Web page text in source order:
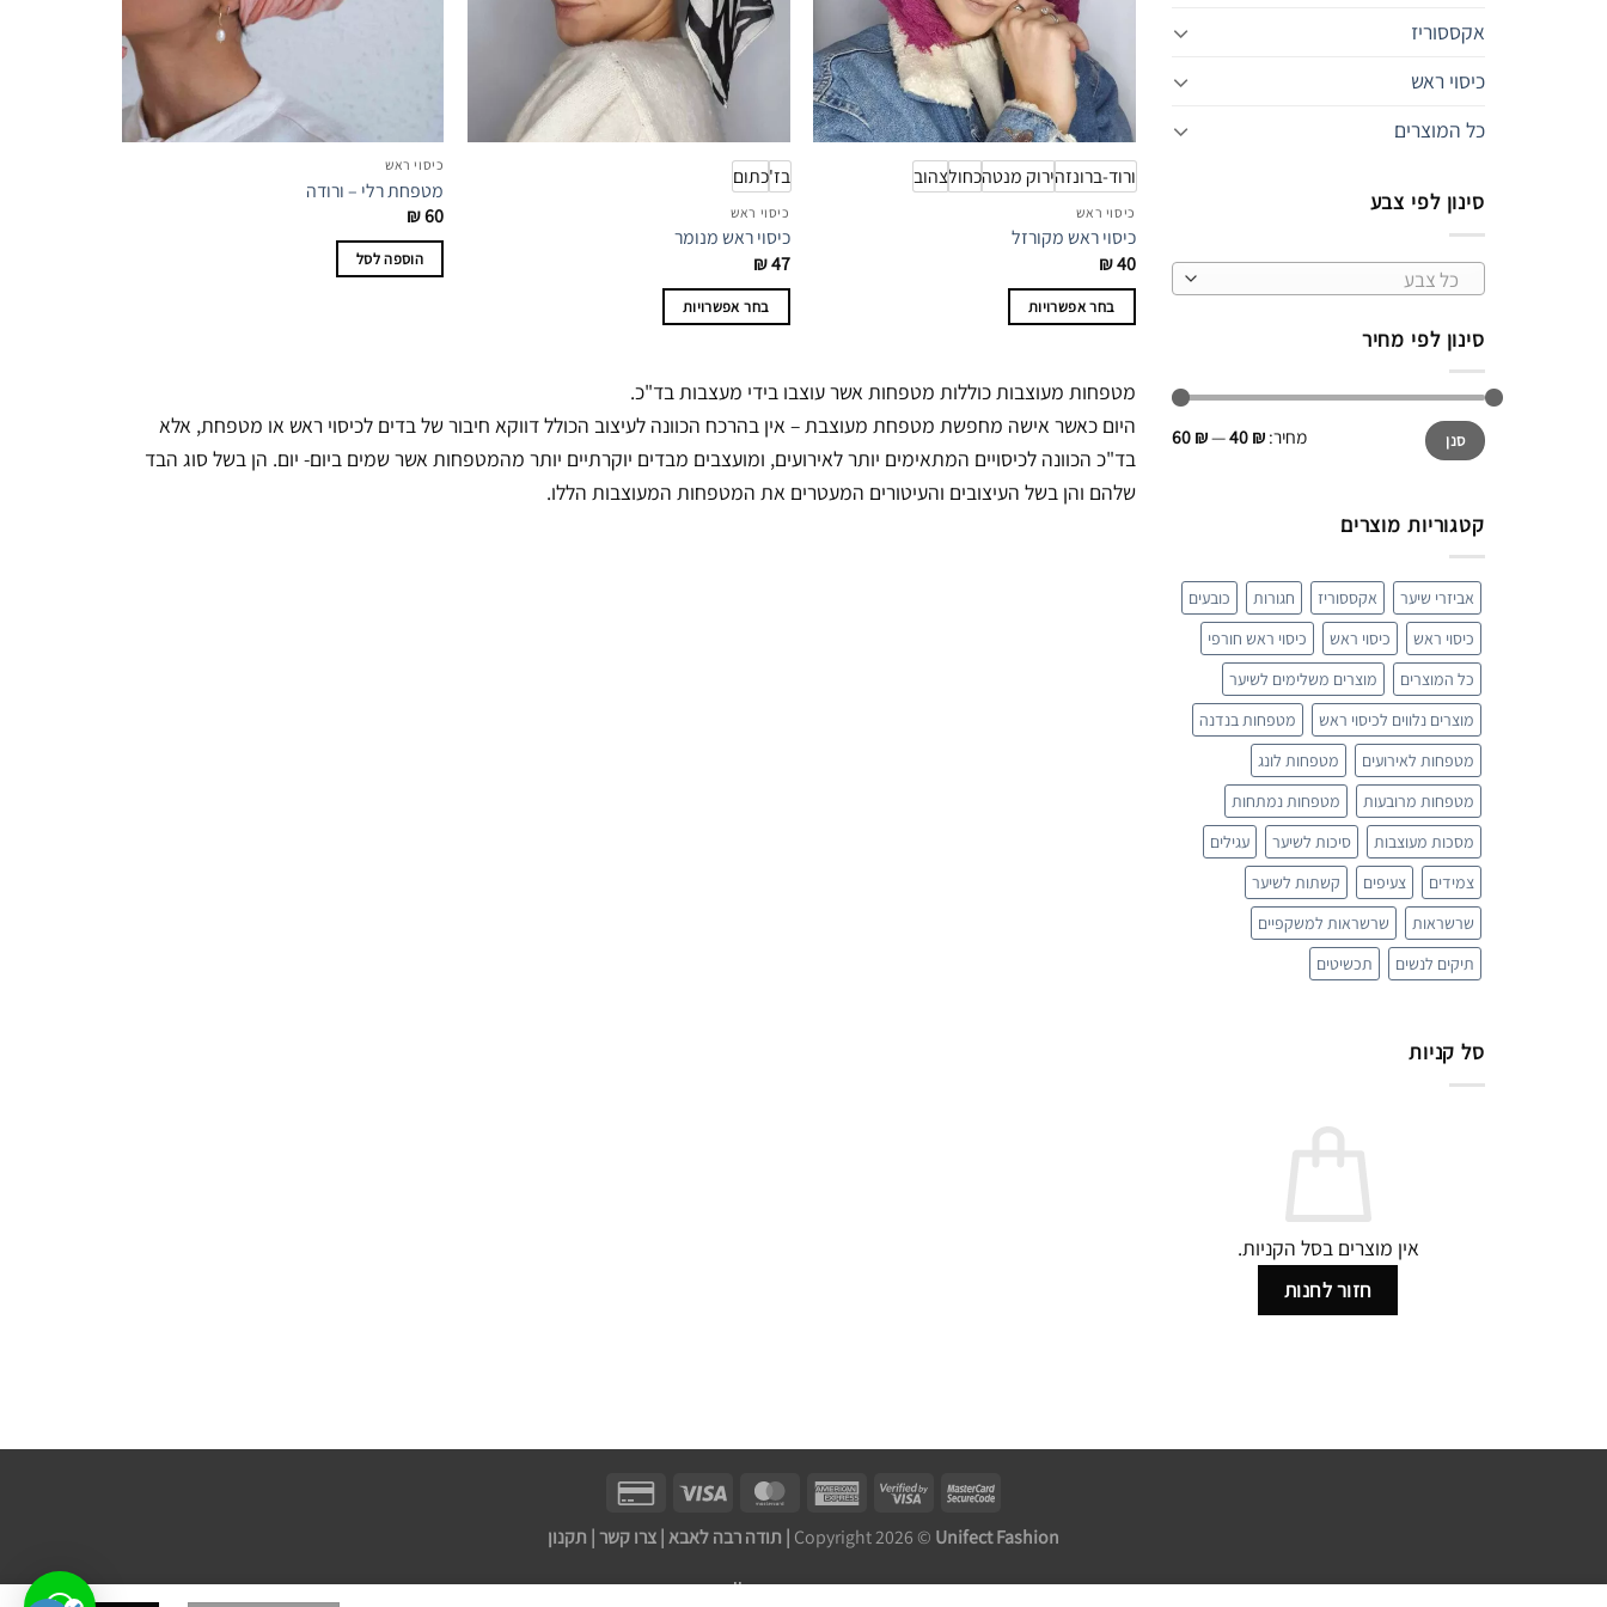
אקססוריז
כיסוי ראש
כל המוצרים
סינון לפי צבע
כל צבע
סינון לפי מחיר
מחיר
מינימלי
מחיר
מקסימלי
סנן מחיר:₪ 40
—
₪ 60
קטגוריות מוצרים
אביזרי שיער אקססוריז חגורות
כובעים
כיסוי ראש
כיסוי ראש
כיסוי ראש חורפי
כל המוצרים
מוצרים משלימים לשיער
מוצרים נלווים לכיסוי ראש
מטפחות בנדנה
מטפחות לאירועים
מטפחות לונג
מטפחות מרובעות
מטפחות נמתחות
מסכות מעוצבות
סיכות לשיער
עגילים
צמידים
צעיפים
קשתות לשיער
שרשראות
שרשראות למשקפיים
תיקים לנשים
תכשיטים
סל קניות
אין מוצרים בסל הקניות.
חזור לחנות
ורוד-ברונזהירוק מנטהכחולצהוב
כיסוי ראש
כיסוי ראש מקורזל
₪40
בחר אפשרויות
יש
מספר
סוגים.
ניתן
בז'כתום
כיסוי ראש
כיסוי ראש מנומר
₪47
בחר אפשרויות
יש
מספר
סוגים.
ניתן
כיסוי ראש
מטפחת רלי – ורודה
₪60
הוספה לסל
מטפחות מעוצבות כוללות מטפחות אשר עוצבו בידי מעצבות בד"כ.
היום כאשר אישה מחפשת מטפחת מעוצבת – אין בהרכח הכוונה לעיצוב הכולל דווקא חיבור של בדים לכיסוי ראש או מטפחת, אלא
בד"כ הכוונה לכיסויים המתאימים יותר לאירועים, ומועצבים מבדים יוקרתיים יותר מהמטפחות אשר שמים ביום- יום. הן בשל סוג הבד
שלהם והן בשל העיצובים והעיטורים המעטרים את המטפחות המעוצבות הללו.
Copyright 2026 © Unifect Fashion | תודה רבה לאבא | צרו קשר| תקנון
בניית אתר חנות מכירות ע''י: